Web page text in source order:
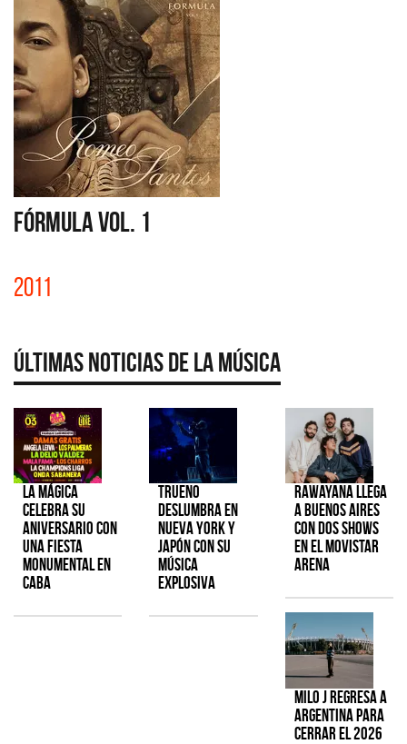
FÓRMULA VOL. 1
2011
Últimas Noticias de la Música
La Mágica
celebra su
aniversario con
una fiesta
monumental en
CABA
TRUENO
deslumbra en
Nueva York y
Japón con su
música
explosiva
Rawayana llega
a Buenos Aires
con dos shows
en el Movistar
Arena
Milo J regresa a
Argentina para
cerrar el 2026